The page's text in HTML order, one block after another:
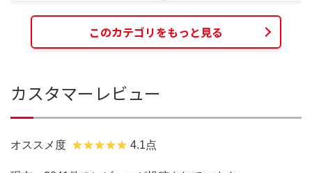
このカテゴリをもっと見る
カスタマーレビュー
オススメ度 4.1点